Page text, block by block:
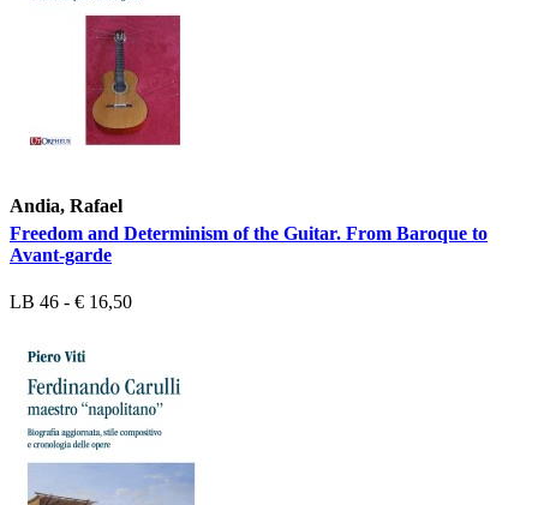
Andia, Rafael
Freedom and Determinism of the Guitar. From Baroque to
Avant-garde
LB 46 - € 16,50